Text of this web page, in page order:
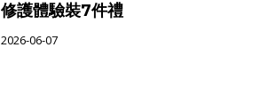
修護體驗裝7件禮
2026-06-07